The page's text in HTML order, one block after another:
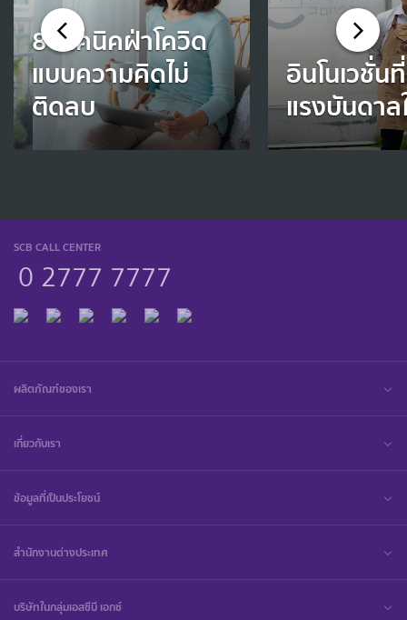
8 เทคนิคฝ่าโควิด
แบบความคิดไม่
ติดลบ
อินโนเวชั่น
แรงบันดาล
SCB CALL CENTER
0 2777 7777
ผลิตภัณฑ์ของเรา
เกี่ยวกับเรา
ข้อมูลที่เป็นประโยชน์
สำนักงานต่างประเทศ
บริษัทในกลุ่มเอสซีบี เอกซ์